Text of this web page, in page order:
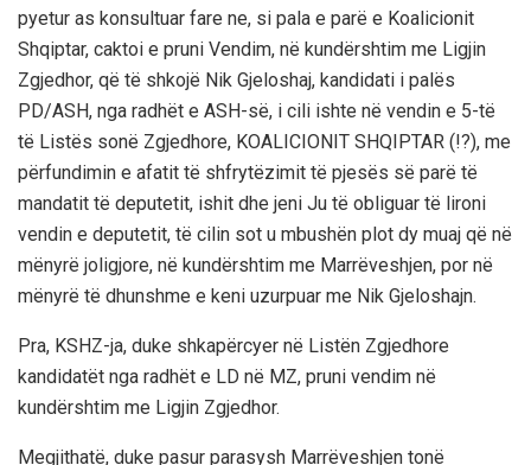
pyetur as konsultuar fare ne, si pala e parë e Koalicionit
Shqiptar, caktoi e pruni Vendim, në kundërshtim me Ligjin
Zgjedhor, që të shkojë Nik Gjeloshaj, kandidati i palës
PD/ASH, nga radhët e ASH-së, i cili ishte në vendin e 5-të
të Listës sonë Zgjedhore, KOALICIONIT SHQIPTAR (!?), me
përfundimin e afatit të shfrytëzimit të pjesës së parë të
mandatit të deputetit, ishit dhe jeni Ju të obliguar të lironi
vendin e deputetit, të cilin sot u mbushën plot dy muaj që në
mënyrë joligjore, në kundërshtim me Marrëveshjen, por në
mënyrë të dhunshme e keni uzurpuar me Nik Gjeloshajn.
Pra, KSHZ-ja, duke shkapërcyer në Listën Zgjedhore
kandidatët nga radhët e LD në MZ, pruni vendim në
kundërshtim me Ligjin Zgjedhor.
Megjithatë, duke pasur parasysh Marrëveshjen tonë